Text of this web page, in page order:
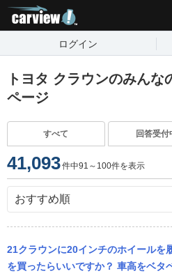
ログイン
トヨタ クラウンのみん
ページ
すべて 回答受付
41,093件中91～100件を表示
21クラウンに20インチのホイールを
を買ったらいいですか？ 車高をベタ